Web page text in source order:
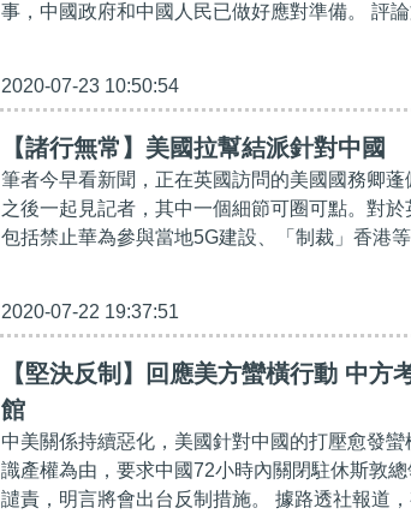
事，中國政府和中國人民已做好應對準備。 評
2020-07-23 10:50:54
【諸行無常】美國拉幫結派針對中國
筆者今早看新聞，正在英國訪問的美國國務卿
之後一起見記者，其中一個細節可圈可點。對於
包括禁止華為參與當地5G建設、「制裁」香港
2020-07-22 19:37:51
【堅決反制】回應美方蠻橫行動 中方
館
中美關係持續惡化，美國針對中國的打壓愈發
識產權為由，要求中國72小時內關閉駐休斯敦
譴責，明言將會出台反制措施。 據路透社報道